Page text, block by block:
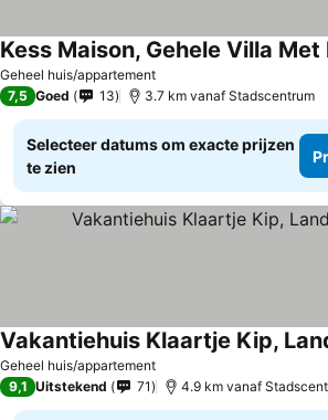
Geheel huis/appartement
7,5 Goed 13 3.7 km vanaf Stadscentrum
Selecteer datums om exacte prijzen
te zien
Geheel huis/appartement
Vakantiehuis Klaartje Kip,
9,1 Uitstekend 71 4.9 km vanaf